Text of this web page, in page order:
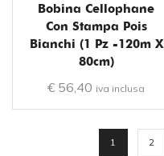
Bobina Cellophane
Con Stampa Pois
Bianchi (1 Pz -120m X
80cm)
€ 56,40 iva inclusa
1 2